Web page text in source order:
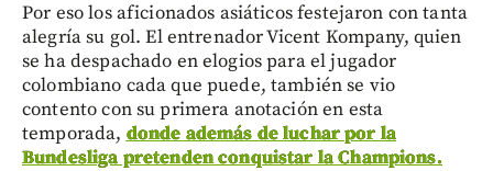
Por eso los aficionados asiáticos festejaron con tanta
alegría su gol. El entrenador Vicent Kompany, quien
se ha despachado en elogios para el jugador
colombiano cada que puede, también se vio
contento con su primera anotación en esta
temporada, donde además de luchar por la
Bundesliga pretenden conquistar la Champions.